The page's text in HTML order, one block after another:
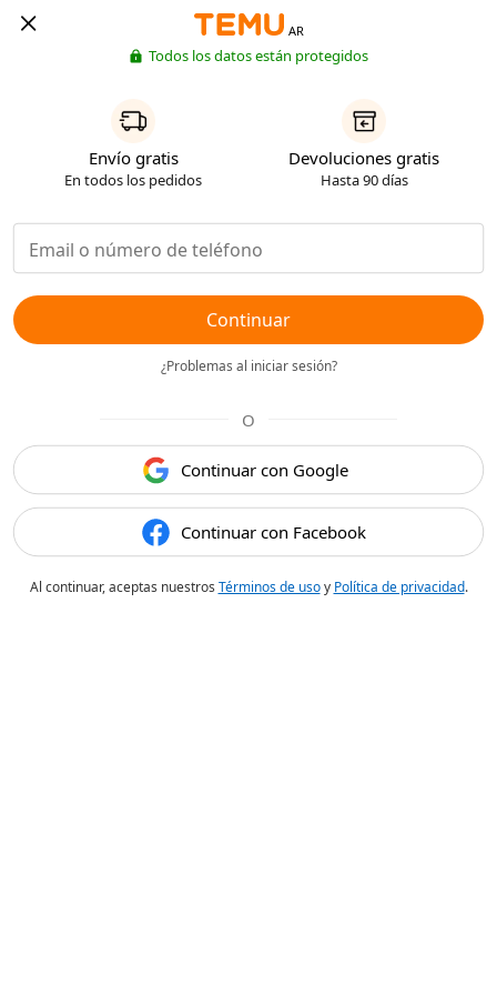
AR
Todos los datos están protegidos
Envío gratis
En todos los pedidos
Devoluciones gratis
Hasta 90 días
Continuar
¿Problemas al iniciar sesión?
O
Continuar con Google
Continuar con Facebook
Al continuar, aceptas nuestros Términos de usoy Política de privacidad.